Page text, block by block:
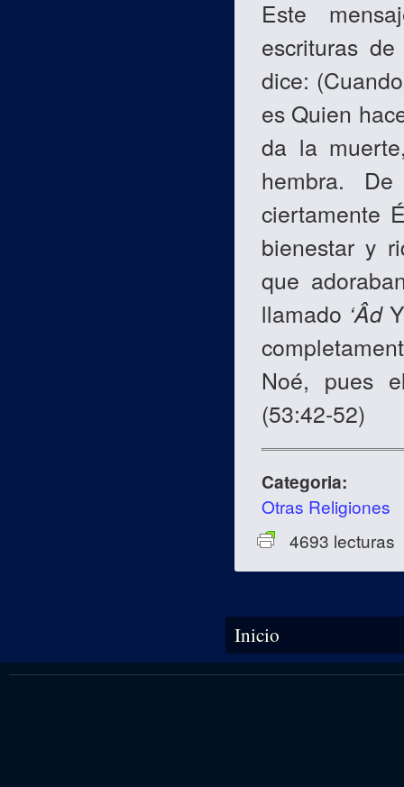
Este
escrituras
dice:
es Quien
da la
hembra.
ciertamente
bienestar y
que
llamado ‘Âd
Noé, pues
(53:42-52)
Categoria:
Otras Religiones
4693 lecturas
Se encuentra usted aquí
Inicio